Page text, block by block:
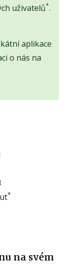
uživatelů*.
aplikace
o nás na
*
na svém